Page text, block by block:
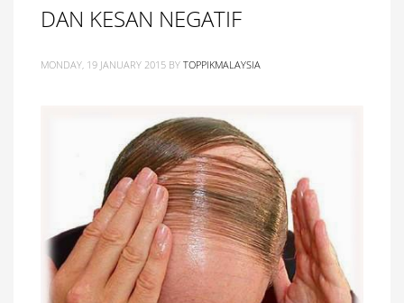
DAN KESAN NEGATIF
MONDAY, 19 JANUARY 2015 BY TOPPIKMALAYSIA